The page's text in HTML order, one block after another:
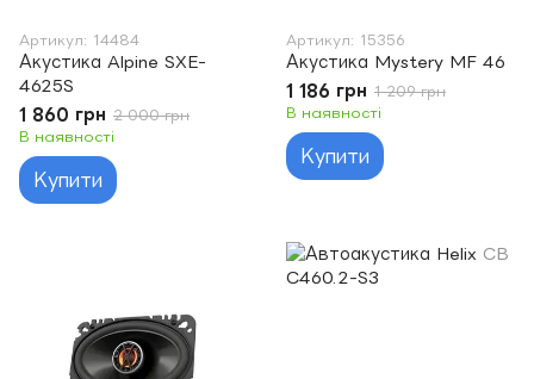
Артикул: 14484
Акустика Alpine SXE-
4625S
1 860 грн 2 000 грн
В наявності
Купити
Артикул: 15356
Акустика Mystery MF 46
1 186 грн 1 209 грн
В наявності
Купити